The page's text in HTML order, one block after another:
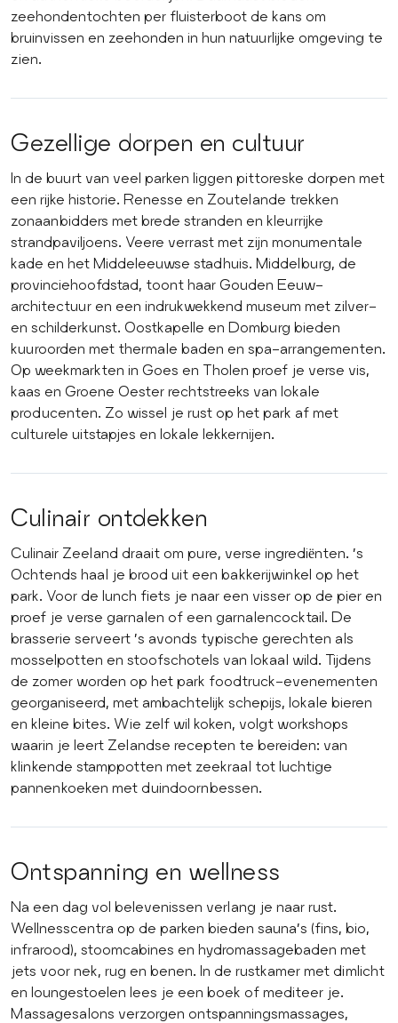
zeehondentochten per fluisterboot de kans om
bruinvissen en zeehonden in hun natuurlijke omgeving te
zien.
Gezellige dorpen en cultuur
In de buurt van veel parken liggen pittoreske dorpen met
een rijke historie. Renesse en Zoutelande trekken
zonaanbidders met brede stranden en kleurrijke
strandpaviljoens. Veere verrast met zijn monumentale
kade en het Middeleeuwse stadhuis. Middelburg, de
provinciehoofdstad, toont haar Gouden Eeuw-
architectuur en een indrukwekkend museum met zilver-
en schilderkunst. Oostkapelle en Domburg bieden
kuuroorden met thermale baden en spa-arrangementen.
Op weekmarkten in Goes en Tholen proef je verse vis,
kaas en Groene Oester rechtstreeks van lokale
producenten. Zo wissel je rust op het park af met
culturele uitstapjes en lokale lekkernijen.
Culinair ontdekken
Culinair Zeeland draait om pure, verse ingrediënten. ’s
Ochtends haal je brood uit een bakkerijwinkel op het
park. Voor de lunch fiets je naar een visser op de pier en
proef je verse garnalen of een garnalencocktail. De
brasserie serveert ’s avonds typische gerechten als
mosselpotten en stoofschotels van lokaal wild. Tijdens
de zomer worden op het park foodtruck-evenementen
georganiseerd, met ambachtelijk schepijs, lokale bieren
en kleine bites. Wie zelf wil koken, volgt workshops
waarin je leert Zelandse recepten te bereiden: van
klinkende stamppotten met zeekraal tot luchtige
pannenkoeken met duindoornbessen.
Ontspanning en wellness
Na een dag vol belevenissen verlang je naar rust.
Wellnesscentra op de parken bieden sauna’s (fins, bio,
infrarood), stoomcabines en hydromassagebaden met
jets voor nek, rug en benen. In de rustkamer met dimlicht
en loungestoelen lees je een boek of mediteer je.
Massagesalons verzorgen ontspanningsmassages,